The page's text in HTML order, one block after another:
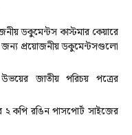
ডকুমেন্টস কাস্টমার কেয়ারে
জন্য প্রয়োজনীয় ডকুমেন্টসগুলো
জাতীয় পরিচয় পত্রের
কপি রঙিন পাসপোর্ট সাইজের